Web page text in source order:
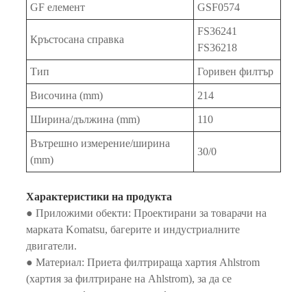
GF елемент
GSF0574
Кръстосана справка
FS36241
FS36218
Тип Горивен филтър
Височина (mm) 214
Ширина/дължина (mm) 110
Вътрешно измерение/ширина
(mm)
30/0
Характеристики на продукта
● Приложими обекти: Проектирани за товарачи на
марката Komatsu, багерите и индустриалните
двигатели.
● Материал: Приета филтрираща хартия Ahlstrom
(хартия за филтриране на Ahlstrom), за да се